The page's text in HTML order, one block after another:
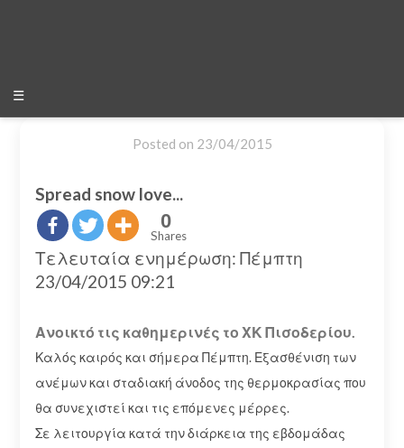
☰
Posted on 23/04/2015
Spread snow love...
0
Shares
Τελευταία ενημέρωση: Πέμπτη
23/04/2015 09:21
Ανοικτό τις καθημερινές το ΧΚ Πισοδερίου.
Καλός καιρός και σήμερα Πέμπτη. Εξασθένιση των
ανέμων και σταδιακή άνοδος της θερμοκρασίας που
θα συνεχιστεί και τις επόμενες μέρρες.
Σε λειτουργία κατά την διάρκεια της εβδομάδας